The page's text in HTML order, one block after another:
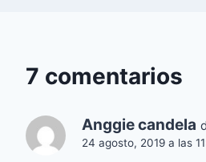
7 comentarios
Anggie candela
24 agosto, 2019 a las